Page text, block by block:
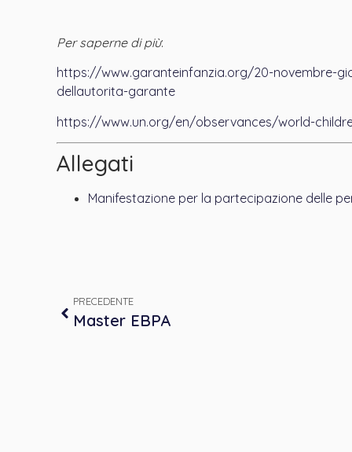
Per saperne di più:
https://www.garanteinfanzia.org/20-novembre-
dellautorita-garante
https://www.un.org/en/observances/world-
Allegati
Manifestazione per la partecipazione delle
PRECEDENTE
Master EBPA